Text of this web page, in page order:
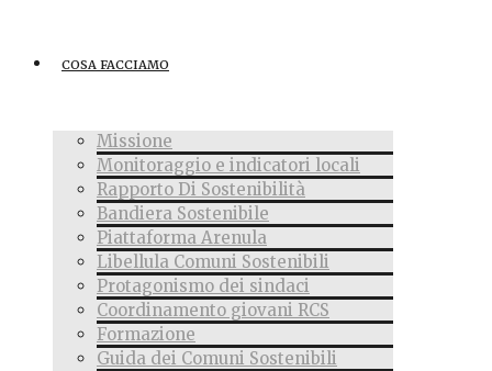
COSA FACCIAMO
Missione
Monitoraggio e indicatori locali
Rapporto Di Sostenibilità
Bandiera Sostenibile
Piattaforma Arenula
Libellula Comuni Sostenibili
Protagonismo dei sindaci
Coordinamento giovani RCS
Formazione
Guida dei Comuni Sostenibili